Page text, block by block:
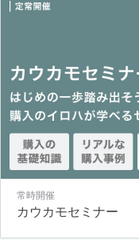
常時開催
カウカモセミナー